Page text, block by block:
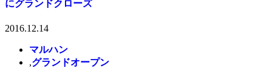
にグランドクローズ
2016.12.14
マルハン
,グランドオープン